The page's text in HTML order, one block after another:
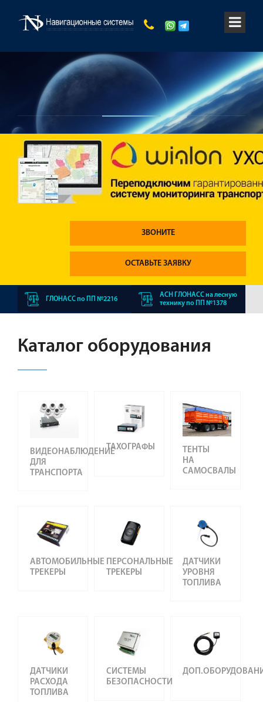
ЗВОНИТЕ
ОСТАВЬТЕ ЗАЯВКУ
ГЛОНАСС по ПП №2216
АСН ГЛОНАСС на лесную
технику по ПП №1378
Каталог оборудования
ВИДЕОНАБЛЮДЕНИЕ
ДЛЯ
ТРАНСПОРТА
ТАХОГРАФЫ
ТЕНТЫ
НА
САМОСВАЛЫ
АВТОМОБИЛЬНЫЕ
ТРЕКЕРЫ
ПЕРСОНАЛЬНЫЕ
ТРЕКЕРЫ
ДАТЧИКИ
УРОВНЯ
ТОПЛИВА
ДАТЧИКИ
РАСХОДА
ТОПЛИВА
СИСТЕМЫ
БЕЗОПАСНОСТИ